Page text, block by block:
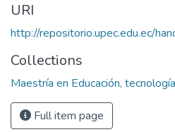
URI
http://repositorio.upec.edu.ec/
Collections
Maestría en Educación,
Full item page